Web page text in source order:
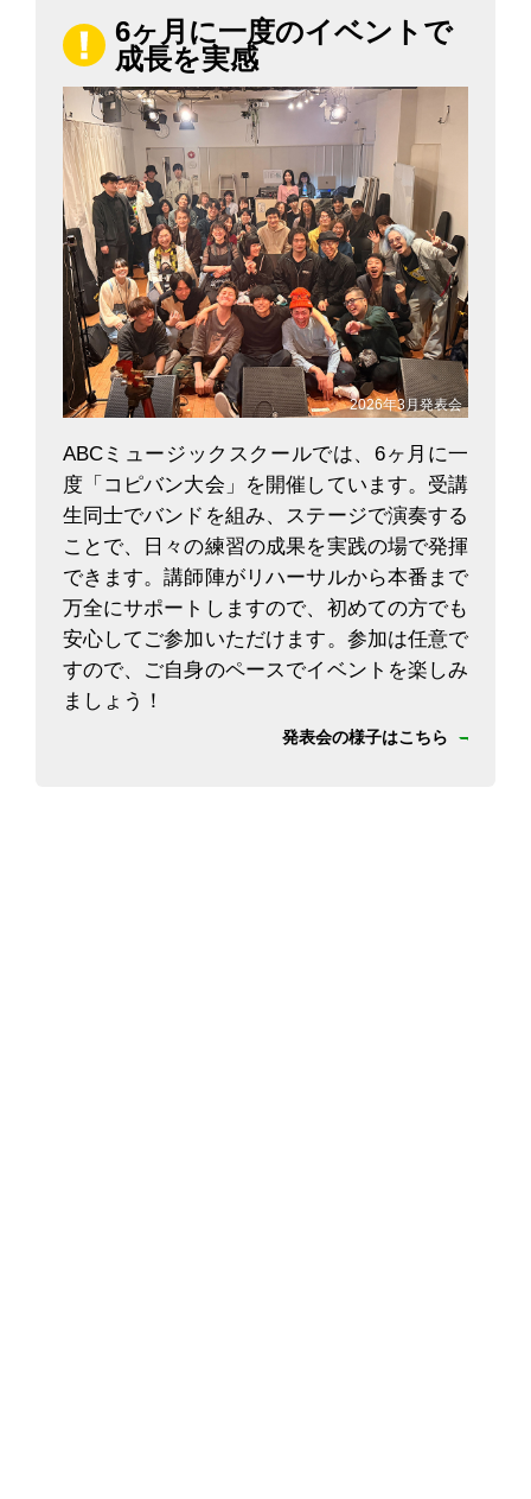
6ヶ月に一度のイベントで
成長を実感
2026年3月発表会
ABCミュージックスクールでは、6ヶ月に一
度「コピバン大会」を開催しています。受講
生同士でバンドを組み、ステージで演奏する
ことで、日々の練習の成果を実践の場で発揮
できます。講師陣がリハーサルから本番まで
万全にサポートしますので、初めての方でも
安心してご参加いただけます。参加は任意で
すので、ご自身のペースでイベントを楽しみ
ましょう！
発表会の様子はこちら